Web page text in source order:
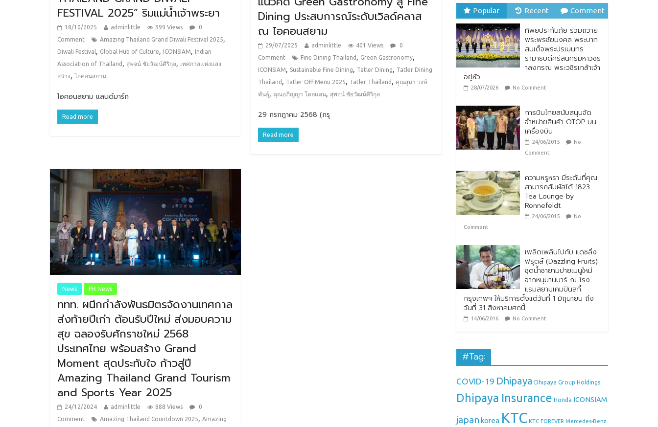
FESTIVAL 2025” ริมแม่น้ำเจ้าพระยา
18/10/2025 adminlittle 399 Views
0
Comment
Amazing Thailand Grand Diwali Festival 2025,
Diwali Festival , Global Hub of Culture, ICONSIAM, Indian
Association of Thailand , สุพจน์ ชัยวัฒน์ศิริกุล, เทศกาลแห่งแสง
สว่าง,ไอคอนสยาม
ไอคอนสยาม แลนด์มาร์ก
Read more
Dining ประสบการณ์ระดับเวิลด์คลาส
ณ ไอคอนสยาม
29/07/2025 adminlittle 401 Views
0
Comment
Fine Dining Thailand , Green Gastronomy,
ICONSIAM, Sustainable Fine Dining, Tatler Dining, Tatler Dining
Thailand , Tatler Off Menu 2025, Tatler Thailand , คุณสุมา วงษ์
พันธุ์, คุณอภิญญา โดลแลน, สุพจน์ ชัยวัฒน์ศิริกุล
29 กรกฎาคม 2568 (กรุ
Read more
News PR News
ททท. ผนึกกำลังพันธมิตรจัดงานเทศกาล
ส่งท้ายปีเก่า ต้อนรับปีใหม่ ส่งมอบความ
สุข ฉลองรับศักราชใหม่ 2568
ประเทศไทย พร้อมสร้าง Grand
Moment สุดประทับใจ ก้าวสู่ปี
Amazing Thailand Grand Tourism
and Sports Year 2025
24/12/2024 adminlittle 888 Views
0
Comment
Amazing Thailand Countdown 2025
Amazing
สัญลักษณ์ “Thailand Best Local Food”
ทิพยประกันภัย ร่วมถวาย
พระพรชัยมงคล พระบาท
สมเด็จพระปรเมนทร
รามาธิบดีศรีสินทรมหาวชิร
อยู่หัว
Popular Recent Comment
ทิพยประกันภัย ร่วมถวาย
พระพรชัยมงคล พระบาท
สมเด็จพระปรเมนทร
รามาธิบดีศรีสินทรมหาวชิร
าลงกรณ พระวชิรเกล้าเจ้า
อยู่หัว
28/07/2026 No Comment
การบินไทยสนับสนุนจัด
จำหน่ายสินค้า OTOP บน
เครื่องบิน
24/06/2015
No
Comment
ความหรูหรา มีระดับที่คุณ
สามารถสัมผัสได้ 1823
Tea Lounge by
Ronnefeldt
24/06/2015
No
Comment
เพลิดเพลินไปกับ แดซลิ่ง
ฟรุตส์ (Dazzling Fruits)
ชุดน้ำชายามบ่ายเมนูใหม่
จากหนุมานบาร์ ณ โรง
แรมสยามเคมปินสกี้
กรุงเทพฯ ให้บริการตั้งแต่วันที่ 1 มิถุนายน ถึง
วันที่ 31 สิงหาคมศกนี้
14/06/2016 No Comment
#Tag:
COVID-19 Dhipaya Dhipaya Group Holdings
Dhipaya Insurance Honda ICONSIAM
japan korea KTC KTC FOREVER Mercedes-Benz